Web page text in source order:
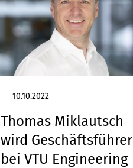
10.10.2022
Thomas Miklautsch
wird Geschäftsführer
bei VTU Engineering